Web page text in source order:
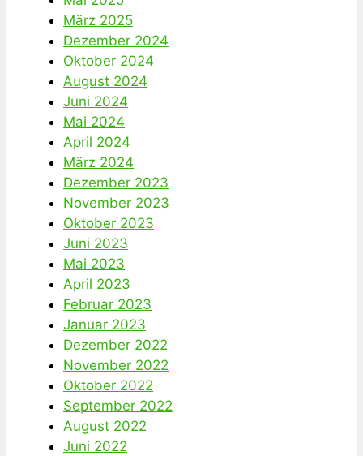
März 2025
Dezember 2024
Oktober 2024
August 2024
Juni 2024
Mai 2024
April 2024
März 2024
Dezember 2023
November 2023
Oktober 2023
Juni 2023
Mai 2023
April 2023
Februar 2023
Januar 2023
Dezember 2022
November 2022
Oktober 2022
September 2022
August 2022
Juni 2022